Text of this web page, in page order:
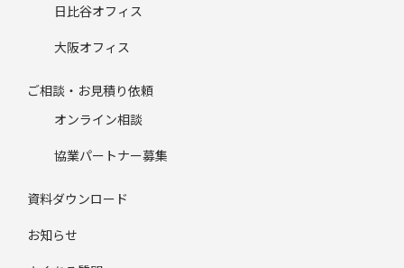
日比谷オフィス
大阪オフィス
ご相談・お見積り依頼
オンライン相談
協業パートナー募集
資料ダウンロード
お知らせ